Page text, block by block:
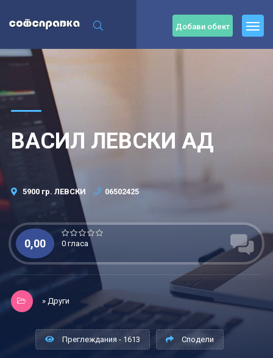
Добави обект
ВАСИЛ ЛЕВСКИ АД
5900 гр. ЛЕВСКИ 06502425
0,00 0 гласа
» Други
Преглеждания - 1613 Сподели